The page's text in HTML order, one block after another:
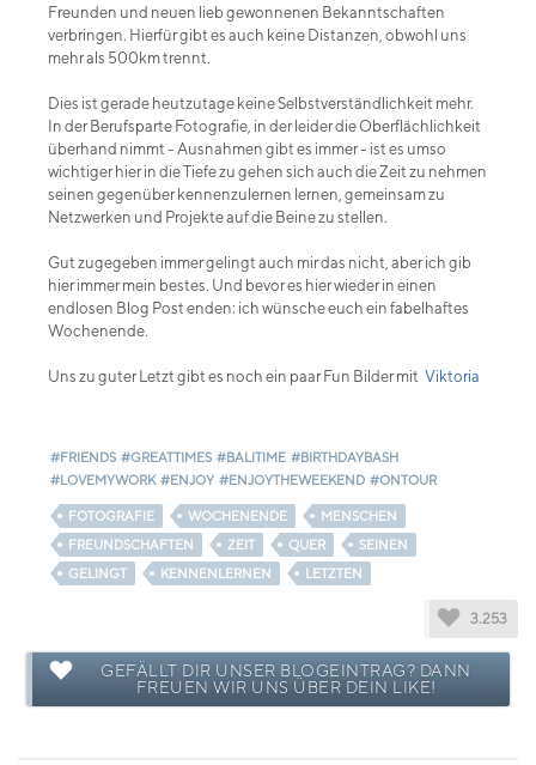
Freunden und neuen lieb gewonnenen Bekanntschaften
verbringen. Hierfür gibt es auch keine Distanzen, obwohl uns
mehr als 500km trennt.
Dies ist gerade heutzutage keine Selbstverständlichkeit mehr.
In der Berufsparte Fotografie, in der leider die Oberflächlichkeit
überhand nimmt - Ausnahmen gibt es immer - ist es umso
wichtiger hier in die Tiefe zu gehen sich auch die Zeit zu nehmen
seinen gegenüber kennenzulernen lernen, gemeinsam zu
Netzwerken und Projekte auf die Beine zu stellen.
Gut zugegeben immer gelingt auch mir das nicht, aber ich gib
hier immer mein bestes. Und bevor es hier wieder in einen
endlosen Blog Post enden: ich wünsche euch ein fabelhaftes
Wochenende.
Uns zu guter Letzt gibt es noch ein paar Fun Bilder mit Viktoria
#FRIENDS #GREATTIMES #BALITIME #BIRTHDAYBASH
#LOVEMYWORK #ENJOY #ENJOYTHEWEEKEND #ONTOUR
FOTOGRAFIE WOCHENENDE
MENSCHEN
FREUNDSCHAFTEN
ZEIT QUER
SEINEN
GELINGT
KENNENLERNEN LETZTEN
3.253
GEFÄLLT DIR UNSER BLOGEINTRAG? DANN
FREUEN WIR UNS ÜBER DEIN LIKE!